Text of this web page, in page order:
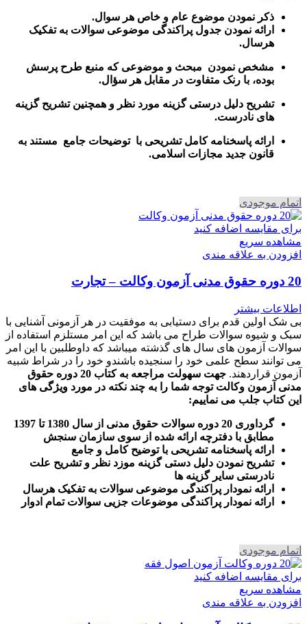
ذکر نمودن موضوع عام و خاص هر سوال.
ارائه نمودن جدول پراکندگی موضوعی سوالات به تفکیک
هرسال.
مشخص نمودن مبحث و موضوعی که منبع طرح پرسش
بوده، با رنک متفاوت در مقابل هر سؤال.
تشریح دلیل درستی گزینه مورد نظر و همچنین تشریح گزینه
های نادرست.
ارائه پاسخنامه کامل تشریحی با توضیحات جامع مستند به
قانون جدید مجازات اسلامی.
اتمام موجودی
برای مقایسه اضافه کنید
مشاهده سریع
افزودن به علاقه مندی
20 دوره حقوق مدنی آزمون وکالت – تجارت
اطلاعات بیشتر
بی شک اولین قدم برای دستیابی به موفقیت در هر آزمونی آشنایی با
سبک و شیوه سوالات طراح می باشد که این امر مستلزم استفاده از
سوالات آزمون های سال های گذشته میباشد که داوطلبین با این امر
می توانند سطح علمی خود را سنجیده باشندو خود را در شراط شبیه
آزمون قراردهند.
جهت سهولت مراجعه به کتاب 20 دوره حقوق
مدنی آزمون وکالت توجه شما را به چند نکته در مورد ویژگی های
این کتاب جلب می نماییم:
گرداوری 20 دوره سوالات حقوق مدنی از سال 1380 تا 1397
مطابق با دفترچه ارائه شده از سوی سازمان سنجش
ارائه پاسخنامه تشریحی با توضیح کامل و جامع
تشریح نمودن دلیل دستی گزینه موزد نظر و تشریح علت
نادرستی سایر گزینه ها
ارائه نمودار پراکندگی موضوعی سوالات به تفکیک هرسال
رائه نمودار پراکندگی موضوعات جزیی سوالات تمام ادوار
اتمام موجودی
برای مقایسه اضافه کنید
مشاهده سریع
افزودن به علاقه مندی